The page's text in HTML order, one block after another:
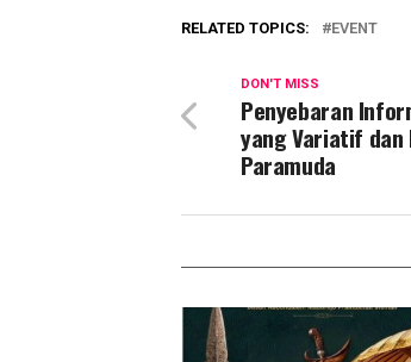
RELATED TOPICS: EVENT
DON'T MISS
Penyebaran
yang Variatif
Paramuda